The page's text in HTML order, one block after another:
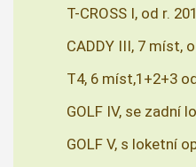
T-CROSS I, od r.
CADDY III, 7 míst,
T4, 6 míst,1+2+3
GOLF IV, se zadní
GOLF V, s loketní